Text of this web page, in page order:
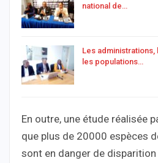
national de…
Les
les populations…
En outre, une étude réalisée
que plus de 20000 espèces
sont en danger de